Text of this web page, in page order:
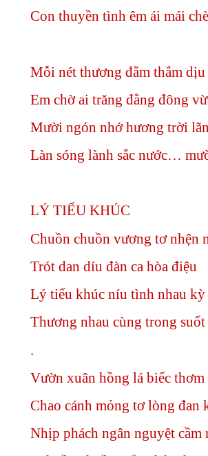
Con thuyền tình êm ái mái
Mỗi nét thương đằm thắm dịu
Em chờ ai trăng đằng đông
Mười ngón nhớ hương trời
Làn sóng lành sắc nước…
LÝ TIỂU KHÚC
Chuồn chuồn vương tơ nhện
Trót dan díu đàn ca hòa điệu
Lý tiểu khúc níu tình nhau kỳ
Thương nhau cùng trong
.
Vườn xuân hồng lá biếc thơm
Chao cánh mỏng tơ lòng đan
Nhịp phách ngân nguyệt cầm